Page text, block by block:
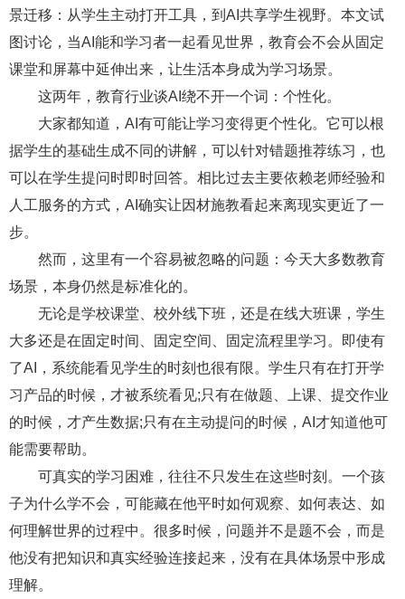
景迁移：从学生主动打开工具，到AI共享学生视野。本文试
图讨论，当AI能和学习者一起看见世界，教育会不会从固定
课堂和屏幕中延伸出来，让生活本身成为学习场景。
这两年，教育行业谈AI绕不开一个词：个性化。
大家都知道，AI有可能让学习变得更个性化。它可以根
据学生的基础生成不同的讲解，可以针对错题推荐练习，也
可以在学生提问时即时回答。相比过去主要依赖老师经验和
人工服务的方式，AI确实让因材施教看起来离现实更近了一
步。
然而，这里有一个容易被忽略的问题：今天大多数教育
场景，本身仍然是标准化的。
无论是学校课堂、校外线下班，还是在线大班课，学生
大多还是在固定时间、固定空间、固定流程里学习。即使有
了AI，系统能看见学生的时刻也很有限。学生只有在打开学
习产品的时候，才被系统看见;只有在做题、上课、提交作业
的时候，才产生数据;只有在主动提问的时候，AI才知道他可
能需要帮助。
可真实的学习困难，往往不只发生在这些时刻。一个孩
子为什么学不会，可能藏在他平时如何观察、如何表达、如
何理解世界的过程中。很多时候，问题并不是题不会，而是
他没有把知识和真实经验连接起来，没有在具体场景中形成
理解。